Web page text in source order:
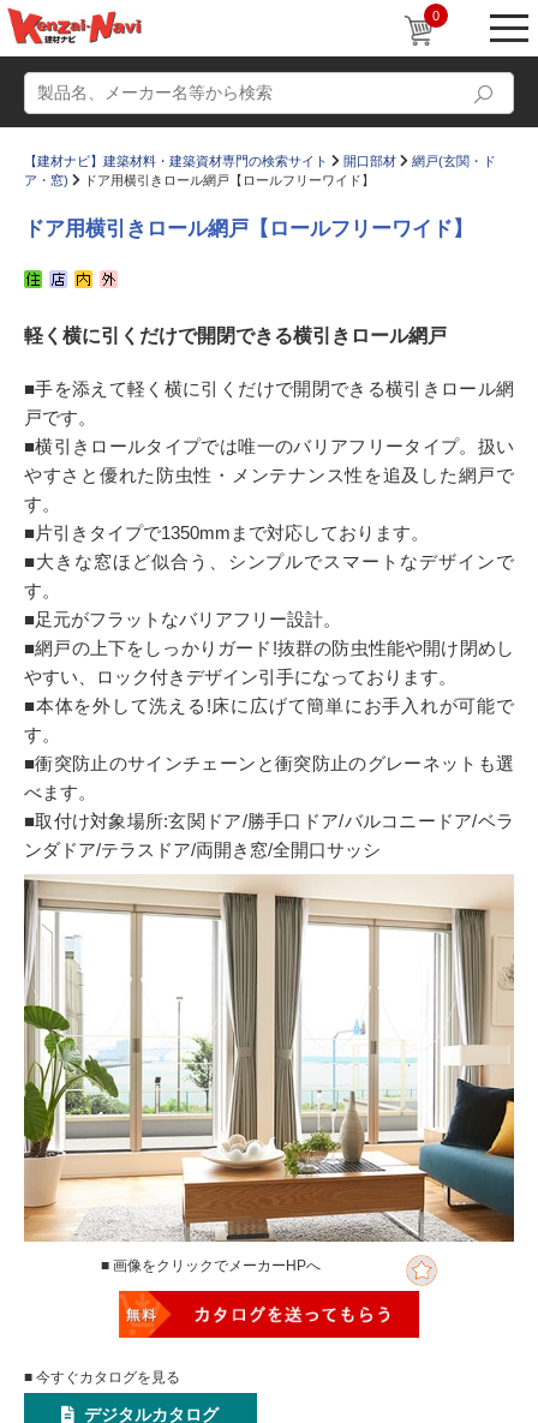
0
かたなび コラム
すまいリング 設計士インタビュー
Q＆A
お気に入り
【建材ナビ】建築材料・建築資材専門の検索サイト 開口部材
網戸(玄関・ド
ア・窓)
ドア用横引きロール網戸【ロールフリーワイド】
ドア用横引きロール網戸【ロールフリーワイド】
軽く横に引くだけで開閉できる横引きロール網戸
■手を添えて軽く横に引くだけで開閉できる横引きロール網
戸です。
■横引きロールタイプでは唯一のバリアフリータイプ。扱い
やすさと優れた防虫性・メンテナンス性を追及した網戸で
す。
■片引きタイプで1350mmまで対応しております。
■大きな窓ほど似合う、シンプルでスマートなデザインで
す。
■足元がフラットなバリアフリー設計。
■網戸の上下をしっかりガード!抜群の防虫性能や開け閉めし
やすい、ロック付きデザイン引手になっております。
■本体を外して洗える!床に広げて簡単にお手入れが可能で
す。
■衝突防止のサインチェーンと衝突防止のグレーネットも選
べます。
■取付け対象場所:玄関ドア/勝手口ドア/バルコニードア/ベラ
ンダドア/テラスドア/両開き窓/全開口サッシ
■ 画像をクリックでメーカーHPへ
■ 今すぐカタログを見る
デジタルカタログ